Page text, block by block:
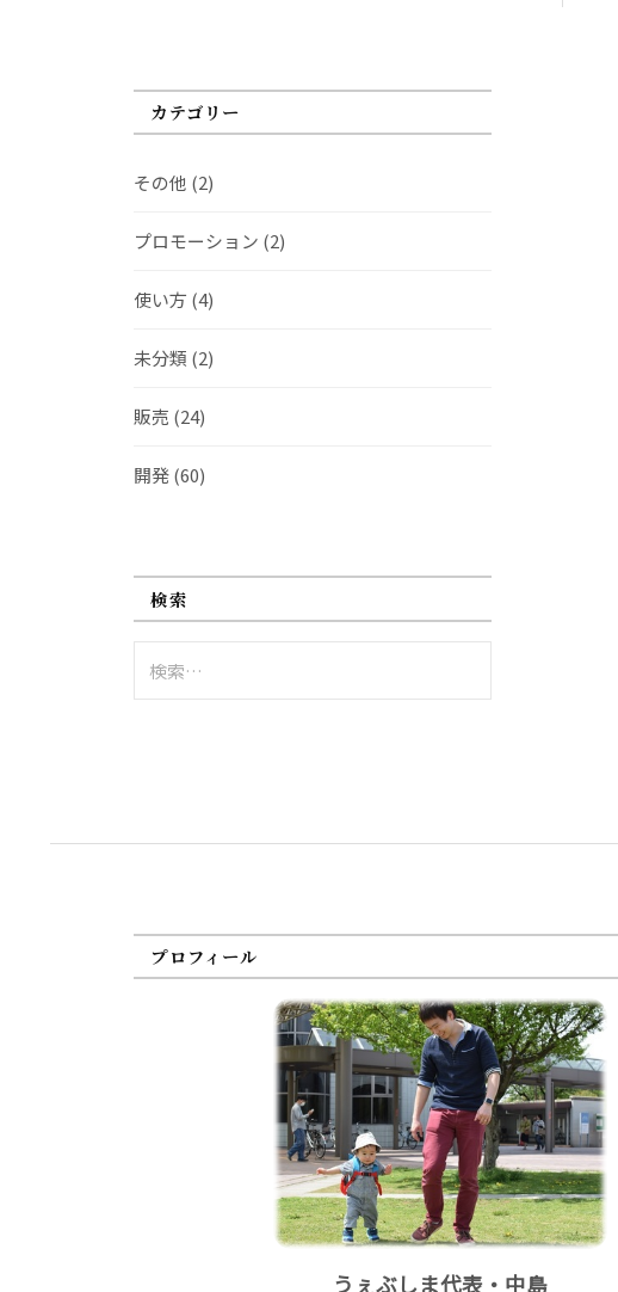
カテゴリー
その他 (2)
プロモーション (2)
使い方 (4)
未分類 (2)
販売 (24)
開発(60)
検索
索:
プロフィール
うぇぶしま代表・中島